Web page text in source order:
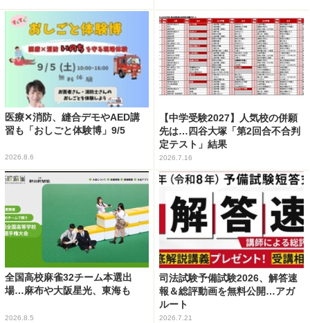
医療✕消防、縫合デモやAED講
習も「おしごと体験博」9/5
2026.8.6
【中学受験2027】人気校の併願
先は…四谷大塚「第2回合不合判
定テスト」結果
2026.7.16
全国高校麻雀32チーム本選出
場…麻布や大阪星光、東海も
2026.8.5
司法試験予備試験2026、解答速
報＆総評動画を無料公開…アガ
ルート
2026.7.21